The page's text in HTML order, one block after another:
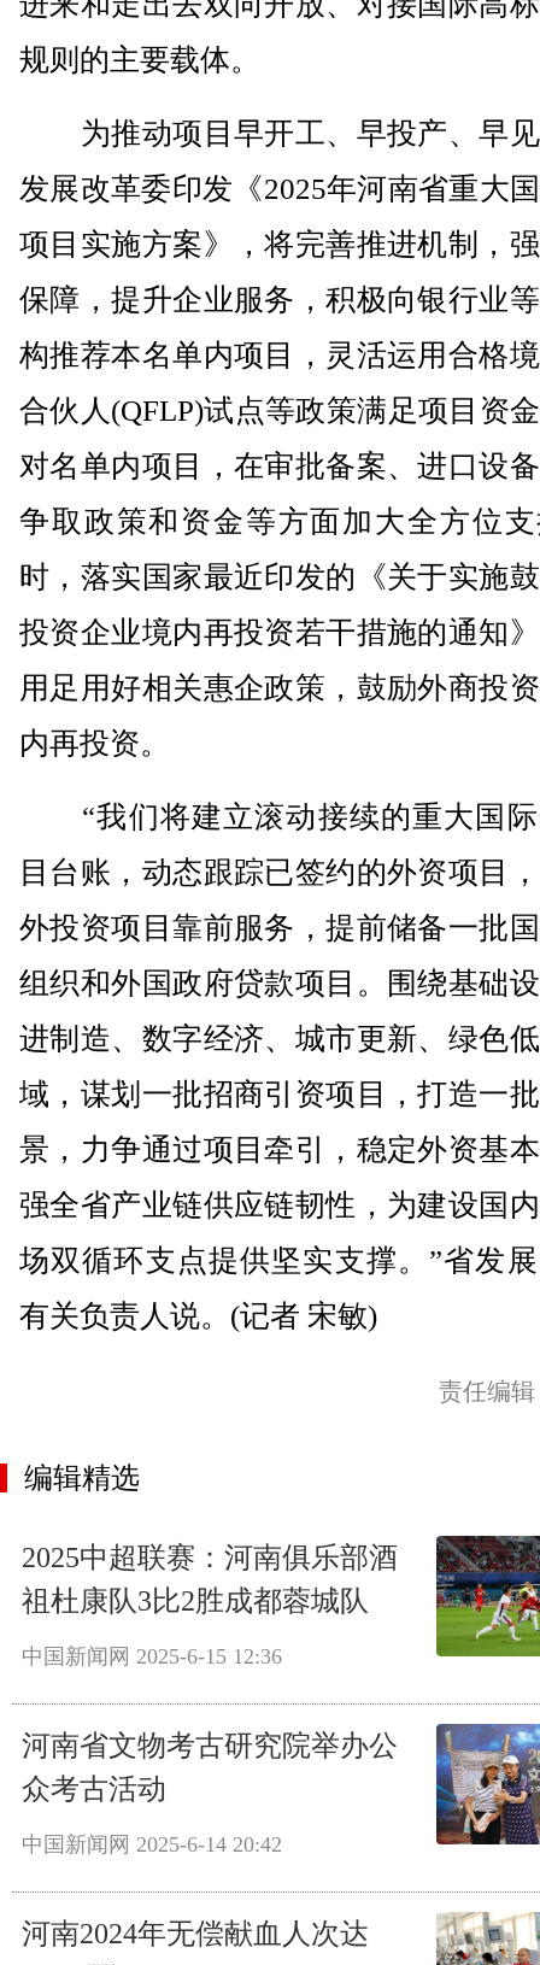
规则的主要载体。
为推动项目早开工、早投产、早
发展改革委印发《2025年河南省重大
项目实施方案》，将完善推进机制，
保障，提升企业服务，积极向银行业
构推荐本名单内项目，灵活运用合格
合伙人(QFLP)试点等政策满足项目资
对名单内项目，在审批备案、进口设
争取政策和资金等方面加大全方位
时，落实国家最近印发的《关于实施
投资企业境内再投资若干措施的通知
用足用好相关惠企政策，鼓励外商投
内再投资。
“我们将建立滚动接续的重大国际
目台账，动态跟踪已签约的外资项目
外投资项目靠前服务，提前储备一批
组织和外国政府贷款项目。围绕基础
进制造、数字经济、城市更新、绿色
域，谋划一批招商引资项目，打造一
景，力争通过项目牵引，稳定外资基
强全省产业链供应链韧性，为建设国
场双循环支点提供坚实支撑。”省发
有关负责人说。(记者 宋敏)
责任编
编辑精选
2025中超联赛：河南俱乐部酒
祖杜康队3比2胜成都蓉城队
中国新闻网 2025-6-15 12:36
河南省文物考古研究院举办公
众考古活动
中国新闻网 2025-6-14 20:42
河南2024年无偿献血人次达